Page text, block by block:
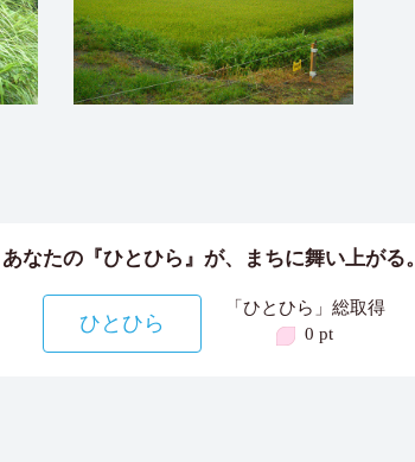
あなたの『ひとひら』が、まちに舞い上がる。
ひとひら
「ひとひら」総取得
0 pt